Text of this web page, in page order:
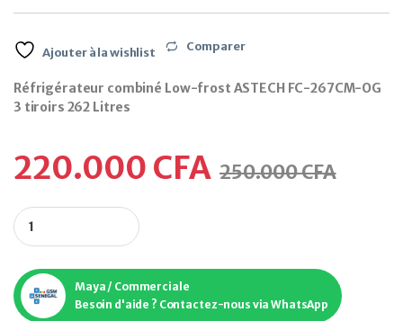
Ajouter à la wishlist Comparer
Réfrigérateur combiné Low-frost ASTECH FC-267CM-OG
3 tiroirs 262 Litres
220.000 CFA 250.000CFA
Maya / Commerciale
Besoin d'aide ? Contactez-nous via WhatsApp